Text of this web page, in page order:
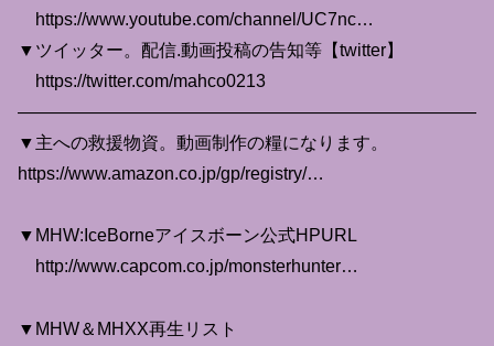
https://www.youtube.com/channel/UC7nc…
▼ツイッター。配信.動画投稿の告知等【twitter】
https://twitter.com/mahco0213
——————————————————————————
▼主への救援物資。動画制作の糧になります。
https://www.amazon.co.jp/gp/registry/…
▼MHW:IceBorneアイスボーン公式HPURL
http://www.capcom.co.jp/monsterhunter…
▼MHW＆MHXX再生リスト